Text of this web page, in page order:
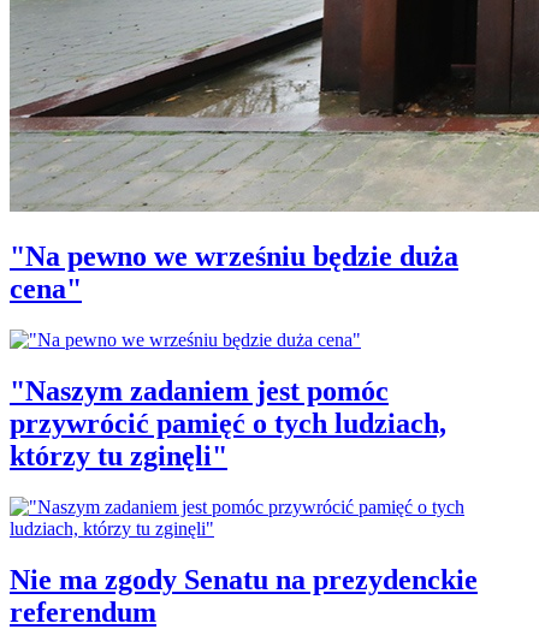
"Na pewno we wrześniu będzie duża
cena"
"Naszym zadaniem jest pomóc
przywrócić pamięć o tych ludziach,
którzy tu zginęli"
Nie ma zgody Senatu na prezydenckie
referendum